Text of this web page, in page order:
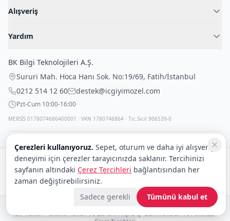
Blog
İç Giyim Rehberi
Alışveriş
Fantazi İç Giyim
Çocuk İç Giyim
Outlet Fırsatları
Yardım
İade Politikası
Gizli Paketleme
BK Bilgi Teknolojileri A.Ş.
Sururi Mah. Hoca Hanı Sok. No:19/69, Fatih/İstanbul
0212 514 12 60
destek@icgiyimozel.com
Pzt-Cum 10:00-16:00
MERSİS 0178074686400001 · VKN 1780746864 · Tic.Sicil 906539-0
Güvenli alışveriş:
Kargo:
© 2008–2026 BK Bilgi Teknolojileri ve Ticaret A.Ş.
Telif Hakları|Tüketici Hakları ve Güvenli Alışveriş|Gizlilik İlkeleri ve Politikası|
Çerezleri kullanıyoruz. Sepet, oturum ve daha iyi alışveriş
deneyimi için çerezler tarayıcınızda saklanır. Tercihinizi
sayfanın altındaki Çerez Tercihleri bağlantısından her
zaman değiştirebilirsiniz.
Sadece gerekli
Tümünü kabul et